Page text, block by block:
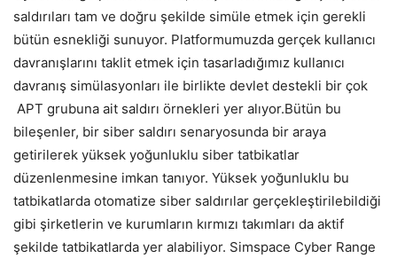
saldırıları tam ve doğru şekilde simüle etmek için gerekli
bütün esnekliği sunuyor. Platformumuzda gerçek kullanıcı
davranışlarını taklit etmek için tasarladığımız kullanıcı
davranış simülasyonları ile birlikte devlet destekli bir çok
APT grubuna ait saldırı örnekleri yer alıyor.Bütün bu
bileşenler, bir siber saldırı senaryosunda bir araya
getirilerek yüksek yoğunluklu siber tatbikatlar
düzenlenmesine imkan tanıyor. Yüksek yoğunluklu bu
tatbikatlarda otomatize siber saldırılar gerçekleştirilebildiği
gibi şirketlerin ve kurumların kırmızı takımları da aktif
şekilde tatbikatlarda yer alabiliyor. Simspace Cyber Range